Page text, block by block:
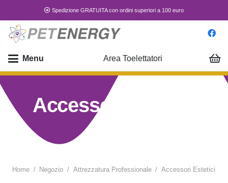
Spedizione GRATUITA con ordini superiori a 100 euro
Menu Area Toelettatori
Accessori Estetici
Home / Negozio / Attrezzatura Professionale / Accessori Estetici